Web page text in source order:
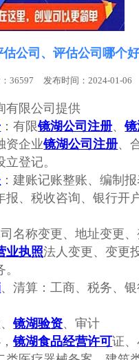
公司、评估公司哪个
36597 发布时间：2024-01-06
有限公司提供
：‌‌有限镜湖公司注册、
资企业镜湖公司注册、
登记。
：建账记账整账、编制报
报、税收咨询、银行开
名称变更、地址变更
业执照法人变更、变更
、清算：工商、税务、
镜湖验资、审计
镜湖食品经营许可证